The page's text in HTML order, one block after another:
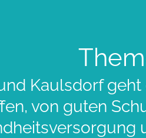
Kaulsdorf
von guten